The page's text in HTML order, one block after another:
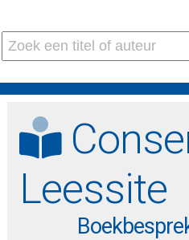
Leessite